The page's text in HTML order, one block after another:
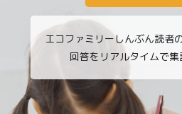
エコファミリーしんぶん読者
回答をリアルタイムで集